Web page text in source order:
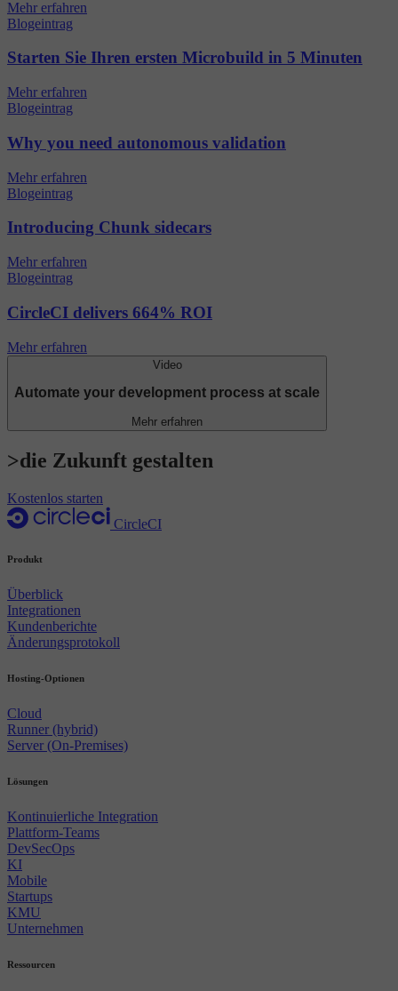
Mehr erfahren
Blogeintrag
Starten Sie Ihren ersten Microbuild in 5 Minuten
Mehr erfahren
Blogeintrag
Why you need autonomous validation
Mehr erfahren
Blogeintrag
Introducing Chunk sidecars
Mehr erfahren
Blogeintrag
CircleCI delivers 664% ROI
Mehr erfahren
Video
Automate your development process at scale
Mehr erfahren
>die Zukunft gestalten
Kostenlos starten
CircleCI
Produkt
Überblick
Integrationen
Kundenberichte
Änderungsprotokoll
Hosting-Optionen
Cloud
Runner (hybrid)
Server (On-Premises)
Lösungen
Kontinuierliche Integration
Plattform-Teams
DevSecOps
KI
Mobile
Startups
KMU
Unternehmen
Ressourcen